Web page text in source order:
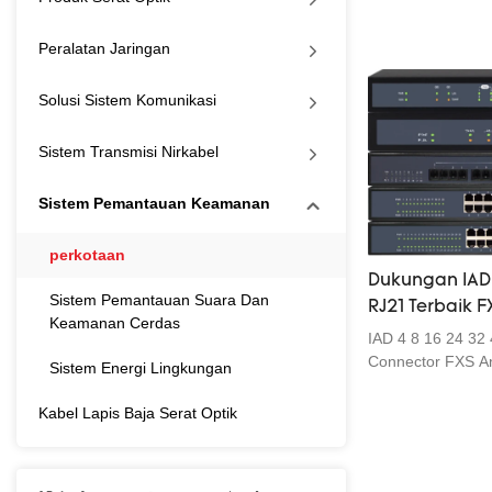
Peralatan Jaringan
Solusi Sistem Komunikasi
Sistem Transmisi Nirkabel
Sistem Pemantauan Keamanan
perkotaan
Sistem Pemantauan Suara Dan
Keamanan Cerdas
Sistem Energi Lingkungan
Kabel Lapis Baja Serat Optik
Dukungan
RJ21 Terbaik
ke IP World
IAD 4 8 16 24 32
Connector FXS